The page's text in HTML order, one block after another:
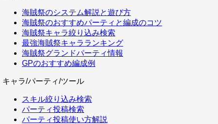
海賊祭のシステム解説と遊び方
海賊祭のおすすめパーティと編成のコツ
海賊祭キャラ絞り込み検索
最強海賊祭キャラランキング
海賊祭グランドパーティ情報
GPのおすすめ編成例
キャラ/パーティ/ツール
スキル絞り込み検索
パーティ投稿検索
パーティ投稿使い方解説